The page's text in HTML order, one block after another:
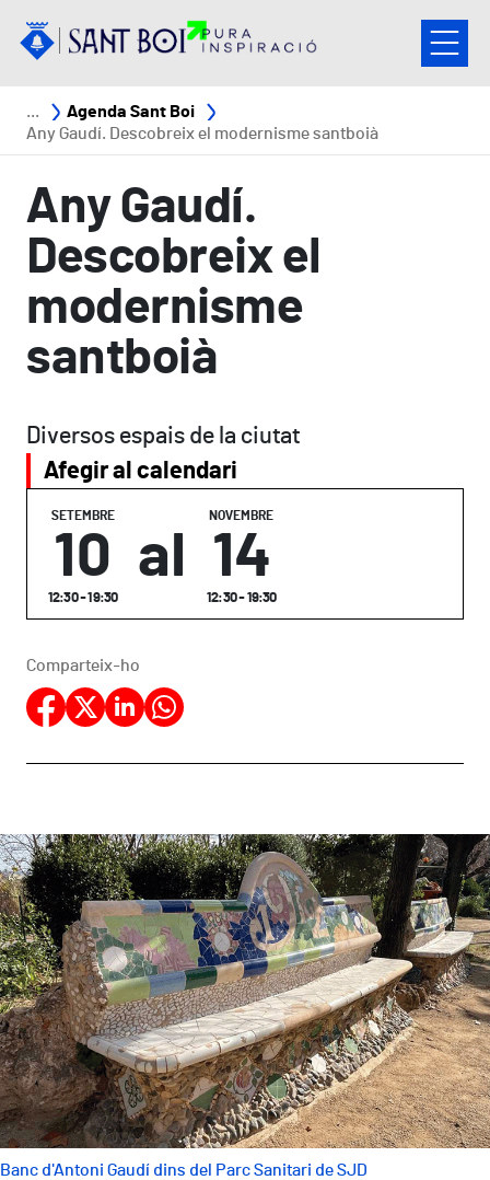
Fil d'ariadna
Agenda Sant Boi
Any Gaudí. Descobreix el modernisme santboià
Any Gaudí.
Descobreix el
modernisme
santboià
SETEMBRE
10
12:30 - 19:30
al
NOVEMBRE
14
12:30 - 19:30
Diversos espais de la ciutat
Afegir al calendari
Comparteix-ho
Banc d'Antoni Gaudí dins del Parc Sanitari de SJD